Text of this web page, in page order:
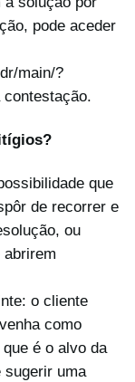
pode aceder
main/?
que
de recorrer e
ou
o cliente
como
é o alvo da
sugerir uma